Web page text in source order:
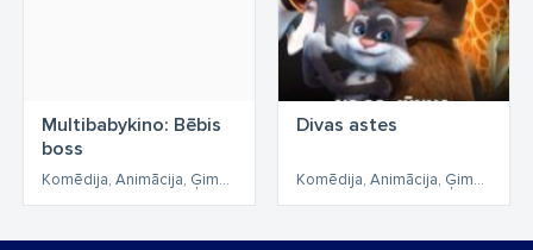
Multibabykino: Bēbis
boss
Komēdija, Animācija, Ģimenes
Divas astes
Komēdija, Animācija, Ģimenes, Piedzīvojumu